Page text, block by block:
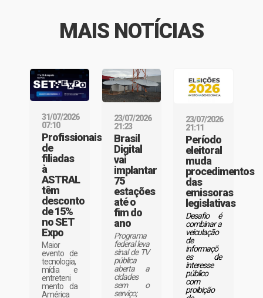
MAIS NOTÍCIAS
31/07/2026
07:10
Profissionais
de
filiadas
à
ASTRAL
têm
desconto
de 15%
no SET
Expo
Maior
evento de
tecnologia,
mídia e
entreteni
mento da
América
23/07/2026
21:23
Brasil
Digital
vai
implantar
75
estações
até o
fim do
ano
Programa
federal leva
sinal de TV
pública
aberta a
cidades
sem o
serviço;
23/07/2026
21:11
Período
eleitoral
muda
procedimentos
das
emissoras
legislativas
Desafio é
combinar a
veiculação
de
informaçõ
es de
interesse
público
com
proibição